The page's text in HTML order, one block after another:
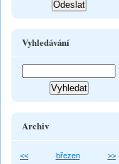
Vyhledávání
Archiv
<< březen
>>